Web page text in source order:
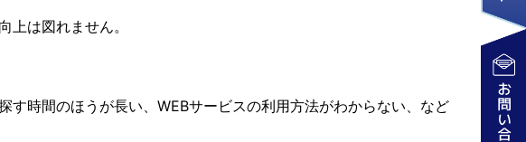
は図れません。
時間のほうが長い、WEBサービスの利用方法がわからない、など